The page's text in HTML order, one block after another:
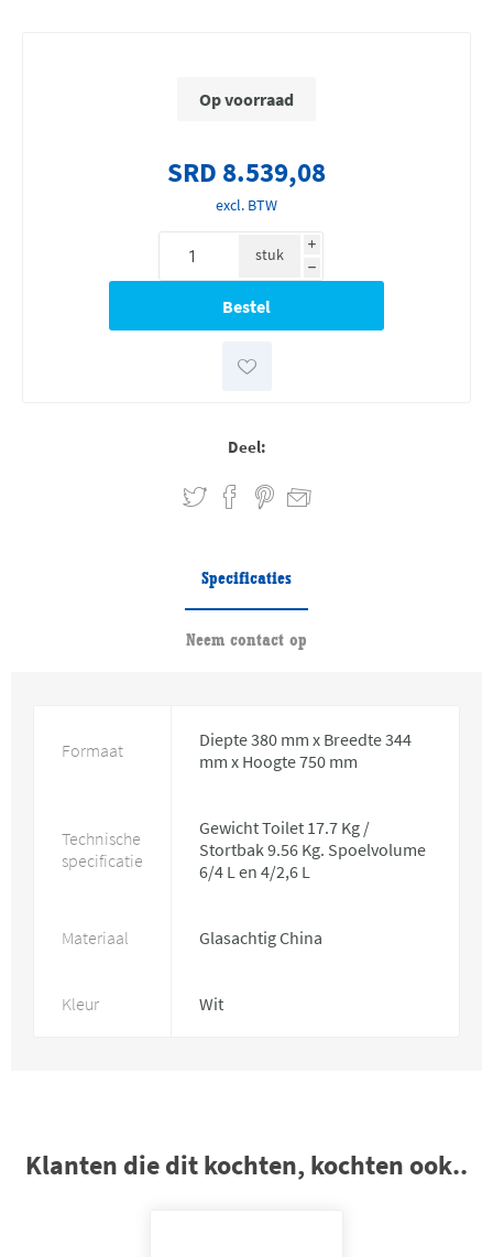
Op voorraad
SRD 8.539,08
excl. BTW
i
h
stuk
Deel:
Specificaties
Neem contact op
Formaat
Diepte 380 mm x Breedte 344
mm x Hoogte 750 mm
Technische
specificatie
Gewicht Toilet 17.7 Kg /
Stortbak 9.56 Kg. Spoelvolume
6/4 L en 4/2,6 L
Materiaal Glasachtig China
Kleur Wit
Klanten die dit kochten, kochten ook..